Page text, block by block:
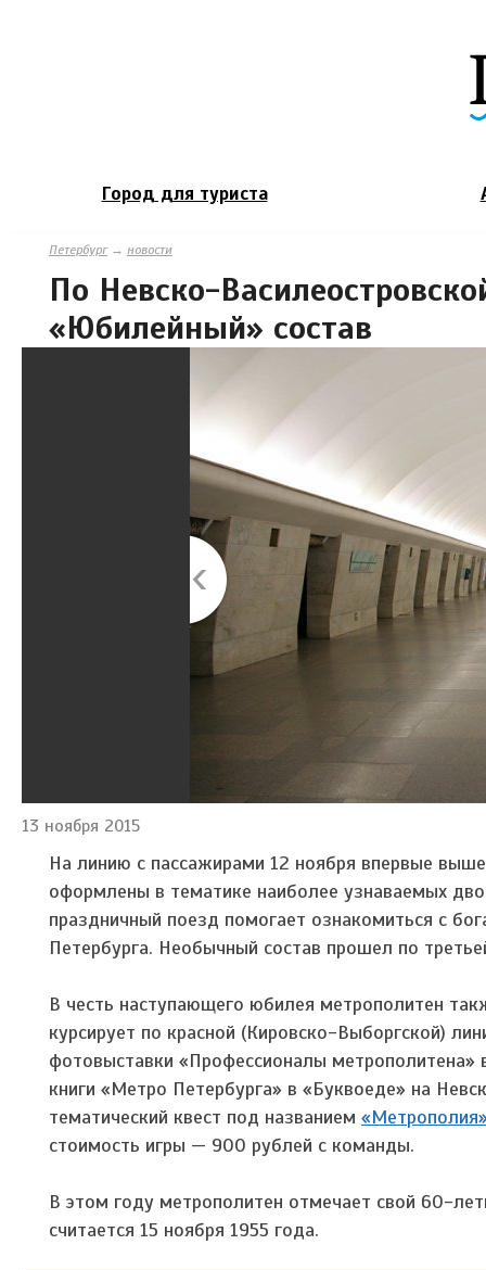
Город для туриста
Петербург→ новости
По Невско-
«Юбилейный» состав
13 ноября 2015
На линию с пассажирами 12 ноября впервые
оформлены в тематике наиболее узнаваемых
праздничный поезд помогает ознакомиться с
Петербурга. Необычный состав прошел по
В честь наступающего юбилея метрополитен
курсирует по красной (Кировско-Выборгской)
фотовыставки «Профессионалы
книги «Метро Петербурга» в «Буквоеде» на
тематический квест под названием
стоимость игры — 900 рублей с команды.
В этом году метрополитен отмечает свой 60-
считается 15 ноября 1955 года.